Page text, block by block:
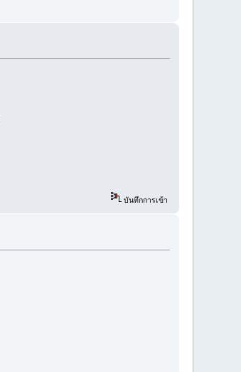
บันทึกการเข้า